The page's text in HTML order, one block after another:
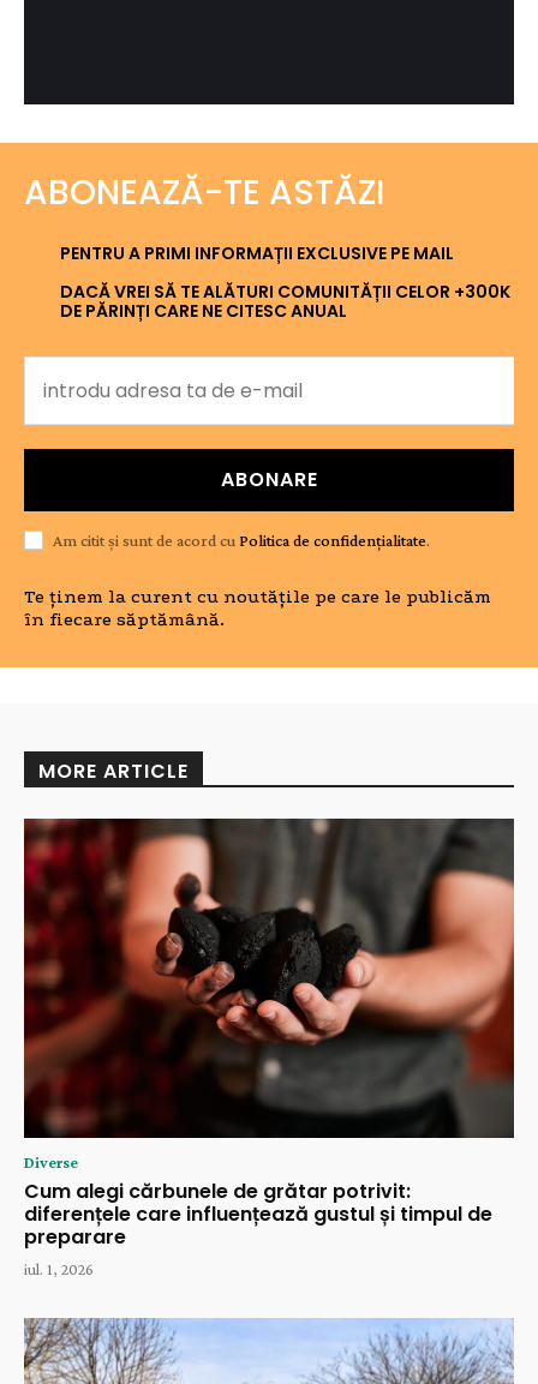
ABONEAZĂ-TE ASTĂZI
PENTRU A PRIMI INFORMAȚII EXCLUSIVE PE MAIL
DACĂ VREI SĂ TE ALĂTURI COMUNITĂȚII CELOR +300K
DE PĂRINȚI CARE NE CITESC ANUAL
ABONARE
Am citit și sunt de acord cu Politica de confidențialitate.
Te ținem la curent cu noutățile pe care le publicăm
în fiecare săptămână.
MORE ARTICLE
Diverse
Cum alegi cărbunele de grătar potrivit:
diferențele care influențează gustul și timpul de
preparare
iul. 1, 2026